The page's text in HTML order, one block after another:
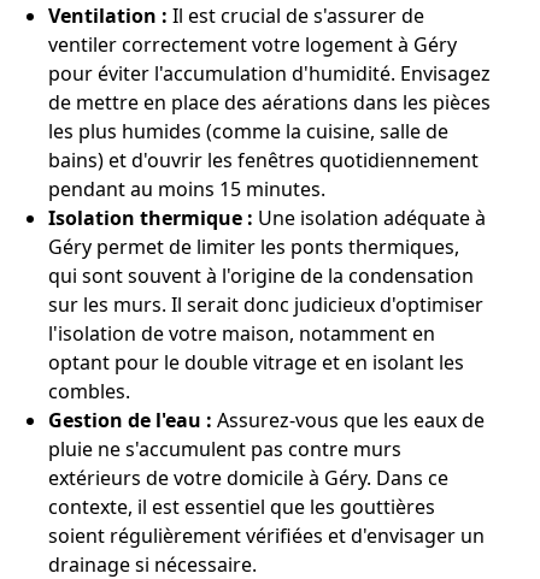
Ventilation : Il est crucial de s'assurer de
ventiler correctement votre logement à Géry
pour éviter l'accumulation d'humidité. Envisagez
de mettre en place des aérations dans les pièces
les plus humides (comme la cuisine, salle de
bains) et d'ouvrir les fenêtres quotidiennement
pendant au moins 15 minutes.
Isolation thermique : Une isolation adéquate à
Géry permet de limiter les ponts thermiques,
qui sont souvent à l'origine de la condensation
sur les murs. Il serait donc judicieux d'optimiser
l'isolation de votre maison, notamment en
optant pour le double vitrage et en isolant les
combles.
Gestion de l'eau : Assurez-vous que les eaux de
pluie ne s'accumulent pas contre murs
extérieurs de votre domicile à Géry. Dans ce
contexte, il est essentiel que les gouttières
soient régulièrement vérifiées et d'envisager un
drainage si nécessaire.